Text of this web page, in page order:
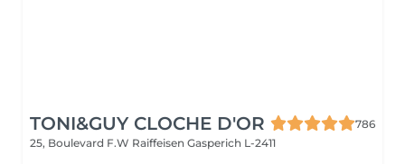
TONI&GUY CLOCHE D'OR
786
25, Boulevard F.W Raiffeisen Gasperich L-2411